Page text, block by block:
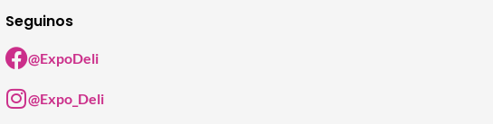
Seguinos
@ExpoDeli
@Expo_Deli